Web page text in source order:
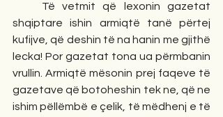
shqiptare ishin armiqtë tanë përtej
kufijve, që deshin të na hanin me gjithë
lecka! Por gazetat tona ua përmbanin
vrullin. Armiqtë mësonin prej faqeve të
gazetave që botoheshin tek ne, që ne
ishim pëllëmbë e çelik, të mëdhenj e të